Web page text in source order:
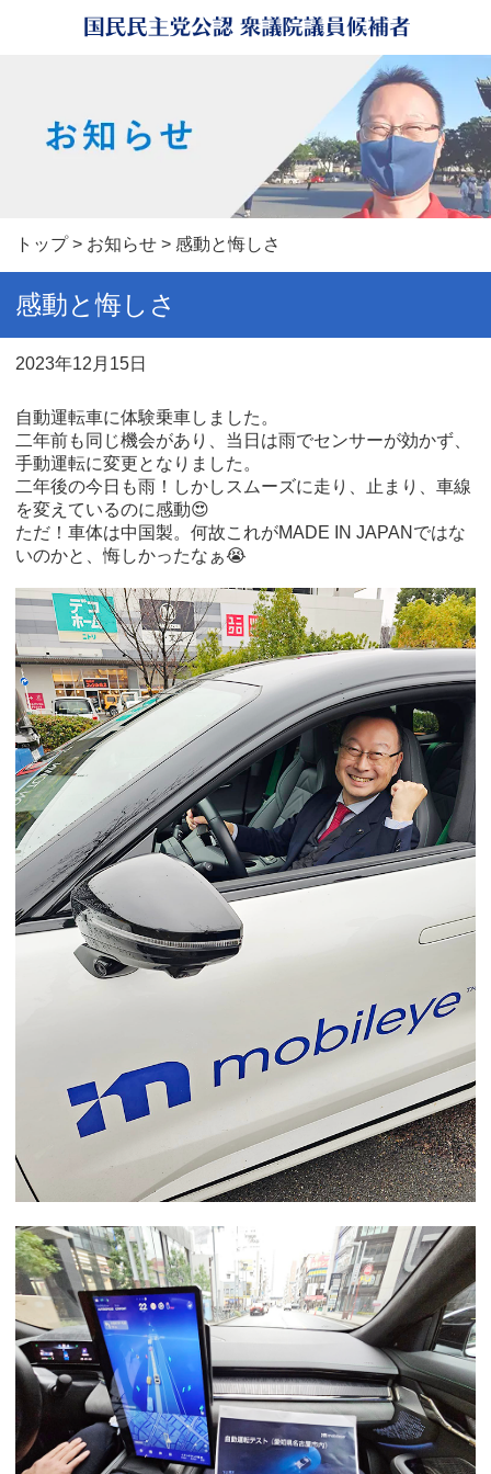
トップ> お知らせ > 感動と悔しさ
感動と悔しさ
2023年12月15日
自動運転車に体験乗車しました。
二年前も同じ機会があり、当日は雨でセンサーが効かず、
手動運転に変更となりました。
二年後の今日も雨！しかしスムーズに走り、止まり、車線
を変えているのに感動😍
ただ！車体は中国製。何故これがMADE IN JAPANではな
いのかと、悔しかったなぁ😭